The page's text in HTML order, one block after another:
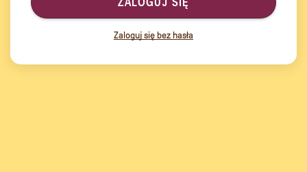
Zaloguj się bez hasła